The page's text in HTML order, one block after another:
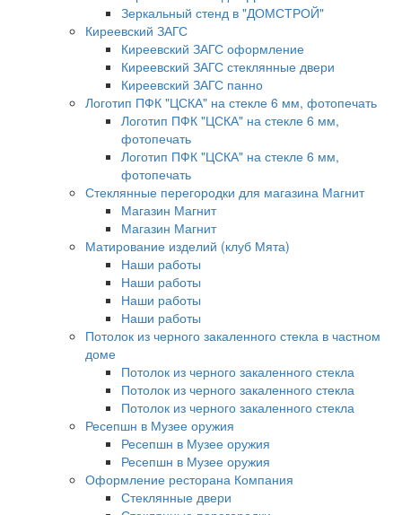
Зеркальный стенд в "ДОМСТРОЙ"
Киреевский ЗАГС
Киреевский ЗАГС оформление
Киреевский ЗАГС стеклянные двери
Киреевский ЗАГС панно
Логотип ПФК "ЦСКА" на стекле 6 мм, фотопечать
Логотип ПФК "ЦСКА" на стекле 6 мм,
фотопечать
Логотип ПФК "ЦСКА" на стекле 6 мм,
фотопечать
Стеклянные перегородки для магазина Магнит
Магазин Магнит
Магазин Магнит
Матирование изделий (клуб Мята)
Наши работы
Наши работы
Наши работы
Наши работы
Потолок из черного закаленного стекла в частном
доме
Потолок из черного закаленного стекла
Потолок из черного закаленного стекла
Потолок из черного закаленного стекла
Ресепшн в Музее оружия
Ресепшн в Музее оружия
Ресепшн в Музее оружия
Оформление ресторана Компания
Стеклянные двери